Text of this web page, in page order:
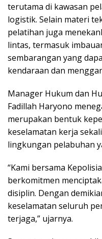
terutama di kawasan
logistik. Selain materi
pelatihan juga
lintas, termasuk
sembarangan yang
kendaraan dan
Manager Hukum dan
Fadillah Haryono
merupakan bentuk
keselamatan kerja
lingkungan pelabuhan
“Kami bersama
berkomitmen
disiplin. Dengan
keselamatan seluruh
terjaga,” ujarnya.